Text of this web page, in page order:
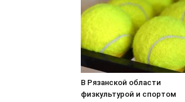
В Рязанской области
физкультурой и спортом